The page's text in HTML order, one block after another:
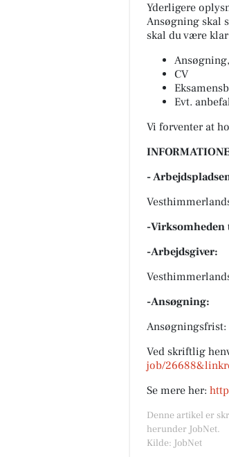
Yderligere
Ansøgning skal
skal du være
CV
Evt.
Vi forventer at
-
-Virksomheden
-Arbejdsgiver:
-Ansøgning:
Ansøgningsfrist:
Ved skriftlig
job/
Se mere her:
Denne artikel er
herunder JobNet.
Kilde: JobNet